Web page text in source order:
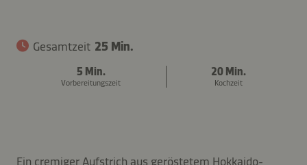
Gesamtzeit 25 Min.
5 Min.
Vorbereitungszeit
20 Min.
Kochzeit
Ein cremiger Aufstrich aus geröstetem Hokkaido-